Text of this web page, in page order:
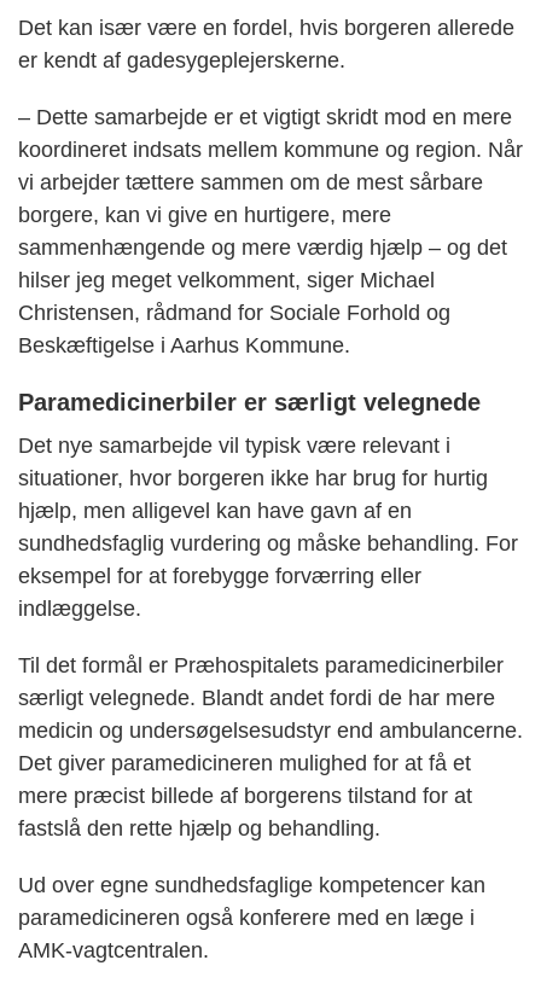
Det kan især være en fordel, hvis borgeren allerede
er kendt af gadesygeplejerskerne.
– Dette samarbejde er et vigtigt skridt mod en mere
koordineret indsats mellem kommune og region. Når
vi arbejder tættere sammen om de mest sårbare
borgere, kan vi give en hurtigere, mere
sammenhængende og mere værdig hjælp – og det
hilser jeg meget velkomment, siger Michael
Christensen, rådmand for Sociale Forhold og
Beskæftigelse i Aarhus Kommune.
Paramedicinerbiler er særligt velegnede
Det nye samarbejde vil typisk være relevant i
situationer, hvor borgeren ikke har brug for hurtig
hjælp, men alligevel kan have gavn af en
sundhedsfaglig vurdering og måske behandling. For
eksempel for at forebygge forværring eller
indlæggelse.
Til det formål er Præhospitalets paramedicinerbiler
særligt velegnede. Blandt andet fordi de har mere
medicin og undersøgelsesudstyr end ambulancerne.
Det giver paramedicineren mulighed for at få et
mere præcist billede af borgerens tilstand for at
fastslå den rette hjælp og behandling.
Ud over egne sundhedsfaglige kompetencer kan
paramedicineren også konferere med en læge i
AMK-vagtcentralen.